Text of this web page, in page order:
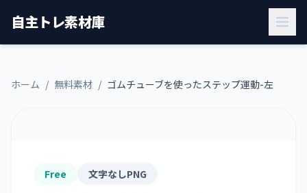
自主トレ素材庫
ホーム / 無料素材 / ゴムチューブを使ったステップ運動-左
Free 文字なしPNG